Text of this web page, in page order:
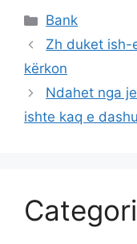
Categories
Bank
Zh duket ish-
kërkon
Ndahet nga
ishte kaq e